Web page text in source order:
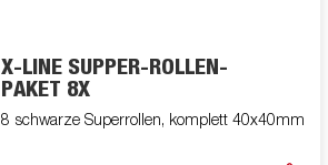
X-LINE SUPPER-ROLLEN-
PAKET 8X
8 schwarze Superrollen, komplett 40x40mm